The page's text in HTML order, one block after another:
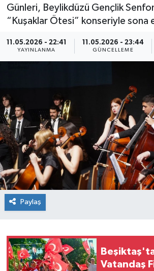
Günleri, Beylikdüzü Gençlik
“Kuşaklar Ötesi” konseriyle sona
11.05.2026 - 22:41
YAYINLANMA
11.05.2026 - 23:44
GÜNCELLEME
Paylaş
Vatandaş